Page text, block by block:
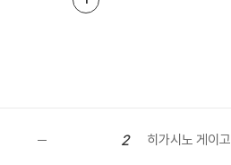
2 히가시노 게이고